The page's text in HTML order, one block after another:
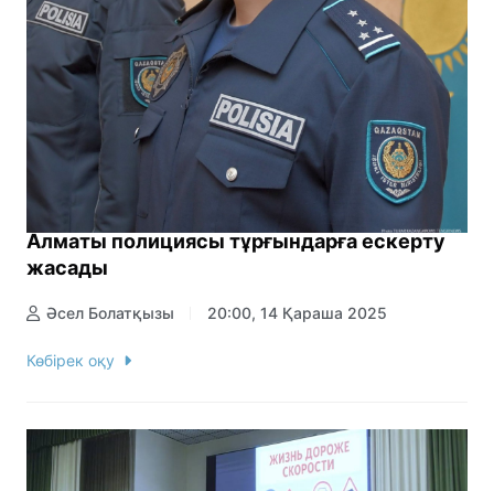
Алматы полициясы тұрғындарға ескерту
жасады
Әсел Болатқызы 20:00, 14 Қараша 2025
Көбірек оқу